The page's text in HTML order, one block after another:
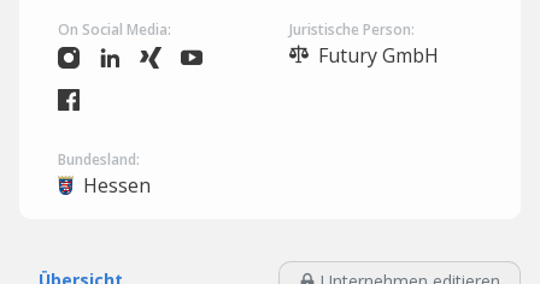
On Social Media: Juristische Person:
Futury GmbH
Bundesland:
Hessen